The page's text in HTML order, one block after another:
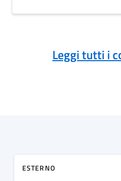
Leggi tutti i
ESTERNO